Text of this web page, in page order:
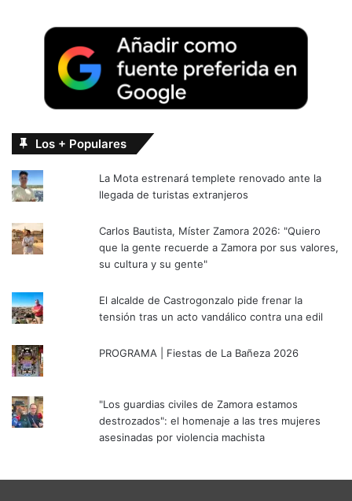
Los + Populares
La Mota estrenará templete renovado ante la
llegada de turistas extranjeros
Carlos Bautista, Míster Zamora 2026: "Quiero
que la gente recuerde a Zamora por sus valores,
su cultura y su gente"
El alcalde de Castrogonzalo pide frenar la
tensión tras un acto vandálico contra una edil
PROGRAMA | Fiestas de La Bañeza 2026
"Los guardias civiles de Zamora estamos
destrozados": el homenaje a las tres mujeres
asesinadas por violencia machista